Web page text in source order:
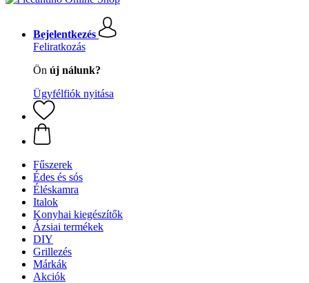
Bejelentkezés
Feliratkozás
Ön új nálunk?
Ügyfélfiók nyitása
Fűszerek
Édes és sós
Éléskamra
Italok
Konyhai kiegészítők
Ázsiai termékek
DIY
Grillezés
Márkák
Akciók